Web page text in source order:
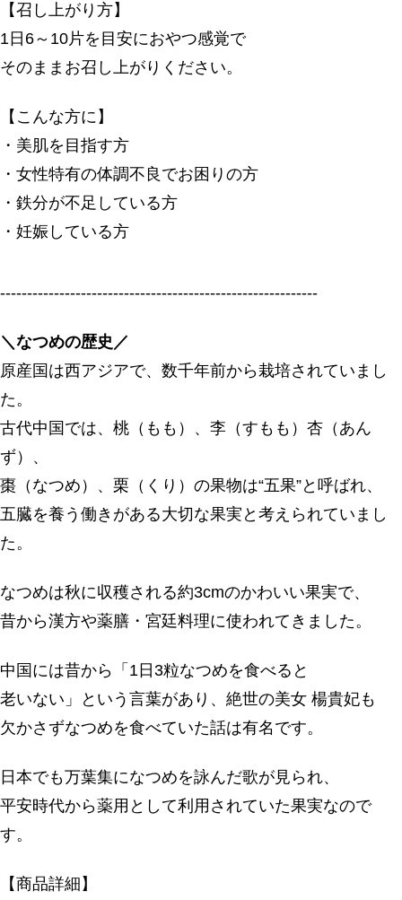
【召し上がり方】
1日6～10片を目安におやつ感覚で
そのままお召し上がりください。
【こんな方に】
・美肌を目指す方
・女性特有の体調不良でお困りの方
・鉄分が不足している方
・妊娠している方
-----------------------------------------------------------
＼なつめの歴史／
原産国は西アジアで、数千年前から栽培されていまし
た。
古代中国では、桃（もも）、李（すもも）杏（あん
ず）、
棗（なつめ）、栗（くり）の果物は“五果”と呼ばれ、
五臓を養う働きがある大切な果実と考えられていまし
た。
なつめは秋に収穫される約3cmのかわいい果実で、
昔から漢方や薬膳・宮廷料理に使われてきました。
中国には昔から「1日3粒なつめを食べると
老いない」という言葉があり、絶世の美女 楊貴妃も
欠かさずなつめを食べていた話は有名です。
日本でも万葉集になつめを詠んだ歌が見られ、
平安時代から薬用として利用されていた果実なので
す。
【商品詳細】